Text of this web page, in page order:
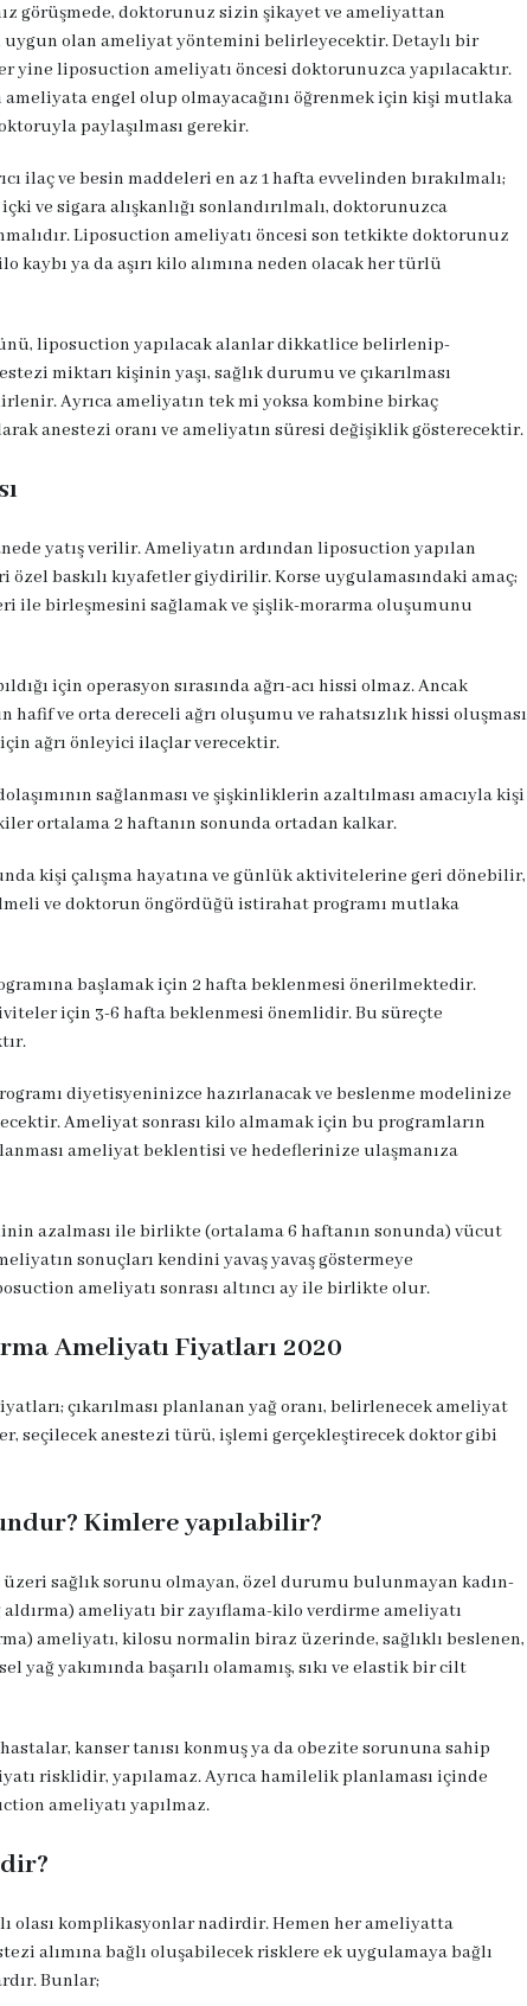
görüşmede, doktorunuz sizin şikayet ve ameliyattan
olan ameliyat yöntemini belirleyecektir. Detaylı bir
liposuction ameliyatı öncesi doktorunuzca yapılacaktır.
engel olup olmayacağını öğrenmek için kişi mutlaka
paylaşılması gerekir.
ilaç ve besin maddeleri en az 1 hafta evvelinden bırakılmalı;
ve sigara alışkanlığı sonlandırılmalı, doktorunuzca
Liposuction ameliyatı öncesi son tetkikte doktorunuz
kaybı ya da aşırı kilo alımına neden olacak her türlü
liposuction yapılacak alanlar dikkatlice belirlenip-
miktarı kişinin yaşı, sağlık durumu ve çıkarılması
Ayrıca ameliyatın tek mi yoksa kombine birkaç
anestezi oranı ve ameliyatın süresi değişiklik gösterecektir.
yatış verilir. Ameliyatın ardından liposuction yapılan
özel baskılı kıyafetler giydirilir. Korse uygulamasındaki amaç;
ile birleşmesini sağlamak ve şişlik-morarma oluşumunu
için operasyon sırasında ağrı-acı hissi olmaz. Ancak
ve orta dereceli ağrı oluşumu ve rahatsızlık hissi oluşması
ağrı önleyici ilaçlar verecektir.
sağlanması ve şişkinliklerin azaltılması amacıyla kişi
ortalama 2 haftanın sonunda ortadan kalkar.
kişi çalışma hayatına ve günlük aktivitelerine geri dönebilir,
ve doktorun öngördüğü istirahat programı mutlaka
başlamak için 2 hafta beklenmesi önerilmektedir.
için 3-6 hafta beklenmesi önemlidir. Bu süreçte
diyetisyeninizce hazırlanacak ve beslenme modelinize
Ameliyat sonrası kilo almamak için bu programların
ameliyat beklentisi ve hedeflerinize ulaşmanıza
azalması ile birlikte (ortalama 6 haftanın sonunda) vücut
sonuçları kendini yavaş yavaş göstermeye
ameliyatı sonrası altıncı ay ile birlikte olur.
Ameliyatı Fiyatları 2020
çıkarılması planlanan yağ oranı, belirlenecek ameliyat
seçilecek anestezi türü, işlemi gerçekleştirecek doktor gibi
Kimlere yapılabilir?
üzeri sağlık sorunu olmayan, özel durumu bulunmayan kadın-
ameliyatı bir zayıflama-kilo verdirme ameliyatı
ameliyatı, kilosu normalin biraz üzerinde, sağlıklı beslenen,
yağ yakımında başarılı olamamış, sıkı ve elastik bir cilt
kanser tanısı konmuş ya da obezite sorununa sahip
risklidir, yapılamaz. Ayrıca hamilelik planlaması içinde
ameliyatı yapılmaz.
olası komplikasyonlar nadirdir. Hemen her ameliyatta
alımına bağlı oluşabilecek risklere ek uygulamaya bağlı
Bunlar;